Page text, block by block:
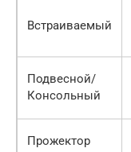
Встраиваемый
Подвесной/
Консольный
Прожектор